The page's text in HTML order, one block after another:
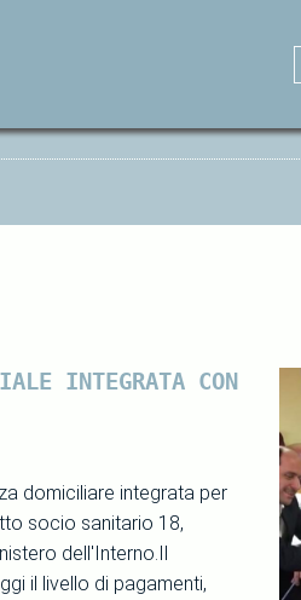
INTEGRATA CON
domiciliare integrata per
socio sanitario 18,
dell'Interno.Il
il livello di pagamenti,